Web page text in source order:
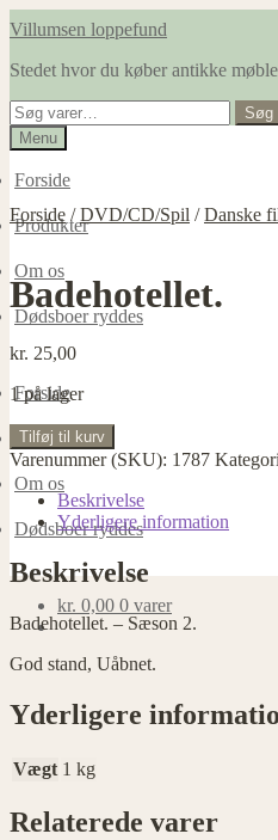
Spring
navigation
Spring
indhold
Villumsen loppefund
Stedet hvor du køber antikke
Søg
efter:
Søg
Menu
Forside
Produkter
Om os
Dødsboer ryddes
Forside
Produkter
Om os
Dødsboer ryddes
kr. 0,00 0 varer
Forside /DVD/CD/Spil /Danske
Badehotellet.
kr. 25,00
1 på lager
Badehotellet.
antal
Tilføj til kurv
Varenummer (SKU): 1787
Beskrivelse
Yderligere information
Beskrivelse
Badehotellet. – Sæson 2.
God stand, Uåbnet.
Yderligere
Vægt 1 kg
Relaterede varer